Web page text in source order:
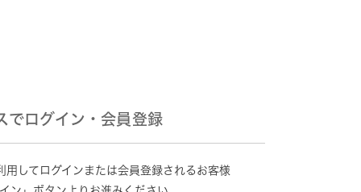
でログイン・会員登録
してログインまたは会員登録されるお客様